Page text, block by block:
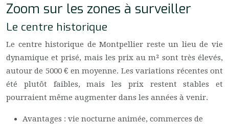
Zoom sur les zones à surveiller
Le centre historique
Le centre historique de Montpellier reste un lieu de vie
dynamique et prisé, mais les prix au m² sont très élevés,
autour de 5000 € en moyenne. Les variations récentes ont
été plutôt faibles, mais les prix restent stables et
pourraient même augmenter dans les années à venir.
Avantages : vie nocturne animée, commerces de